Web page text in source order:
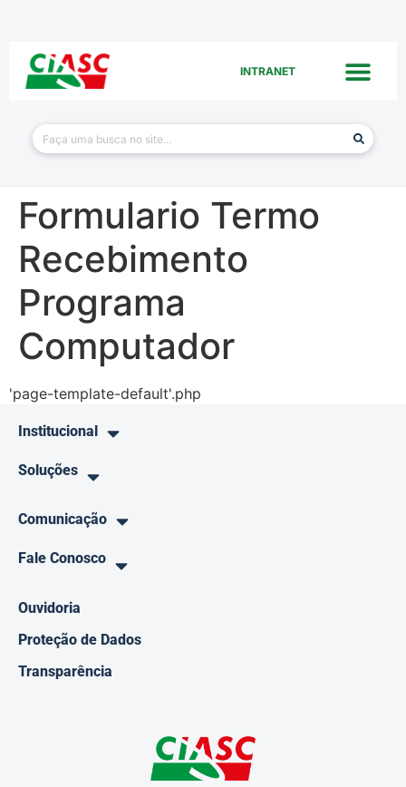
INTRANET
Formulario Termo
Recebimento
Programa
Computador
'page-template-default'.php
Institucional
Soluções
Comunicação
Fale Conosco
Ouvidoria
Proteção de Dados
Transparência